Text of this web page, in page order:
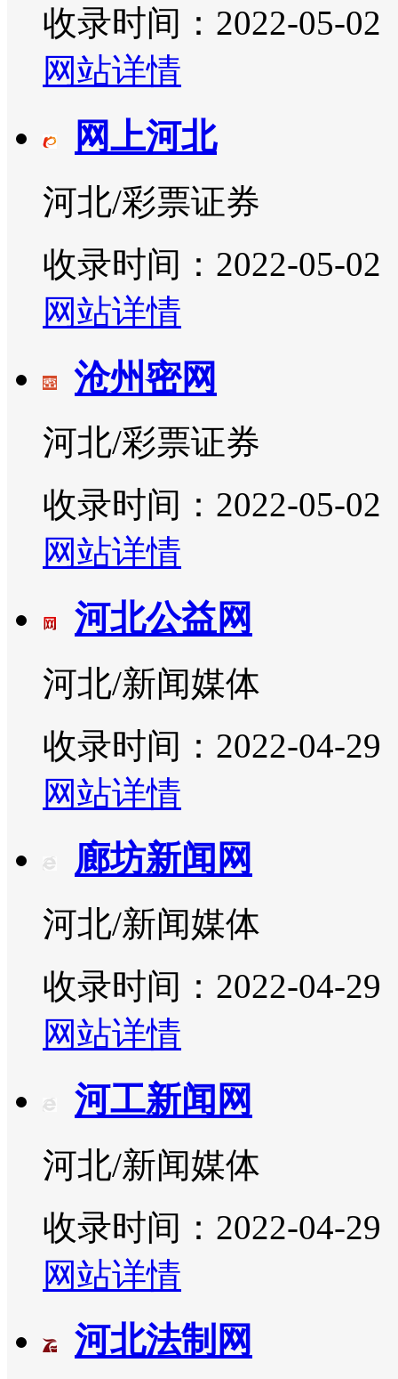
收录时间：2022-05-02
网站详情
网上河北
河北/彩票证券
收录时间：2022-05-02
网站详情
沧州密网
河北/彩票证券
收录时间：2022-05-02
网站详情
河北公益网
河北/新闻媒体
收录时间：2022-04-29
网站详情
廊坊新闻网
河北/新闻媒体
收录时间：2022-04-29
网站详情
河工新闻网
河北/新闻媒体
收录时间：2022-04-29
网站详情
河北法制网